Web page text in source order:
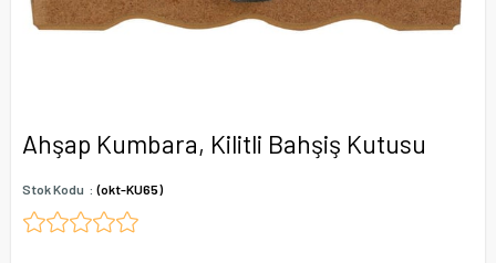
Ahşap Kumbara, Kilitli Bahşiş Kutusu
Stok Kodu (okt-KU65)